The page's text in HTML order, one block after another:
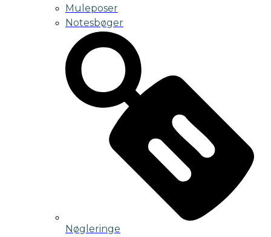
Muleposer
Notesbøger
Nøgleringe